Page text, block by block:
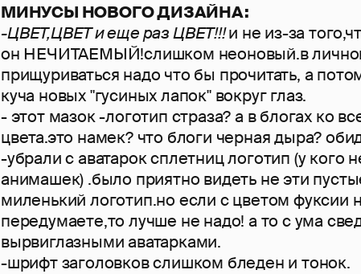
МИНУСЫ НОВОГО ДИЗАЙНА:
-ЦВЕТ,ЦВЕТ и еще раз ЦВЕТ!!!и не из-за
он НЕЧИТАЕМЫЙ!слишком неоновый.в
прищуриваться надо что бы прочитать, а
куча новых "гусиных лапок" вокруг глаз.
- этот мазок -логотип страза? а в блогах ко
цвета.это намек? что блоги черная дыра?
-убрали с аватарок сплетниц логотип (у кого
анимашек) .было приятно видеть не эти
миленький логотип.но если с цветом фуксии
передумаете,то лучше не надо! а то с ума
вырвиглазными аватарками.
-шрифт заголовков слишком бледен и тонок.